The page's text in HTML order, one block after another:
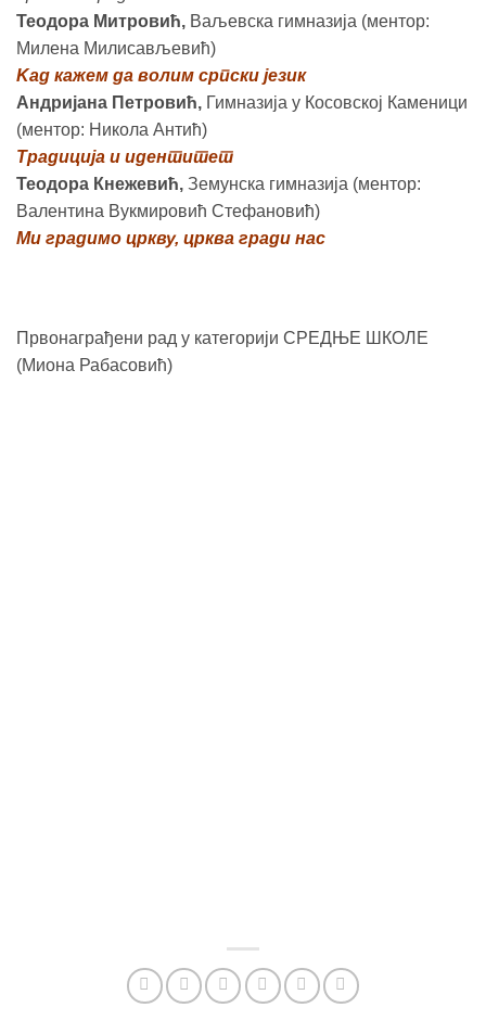
Теодора Митровић, Ваљевска гимназија (ментор:
Милена Милисављевић)
Kад кажем да волим српски језик
Андријана Петровић, Гимназија у Косовској Каменици
(ментор: Никола Антић)
Традиција и идентитет
Теодора Кнежевић, Земунска гимназија (ментор:
Валентина Вукмировић Стефановић)
Ми градимо цркву, црква гради нас
Првонаграђени рад у категорији СРЕДЊЕ ШКОЛЕ
(Миона Рабасовић)